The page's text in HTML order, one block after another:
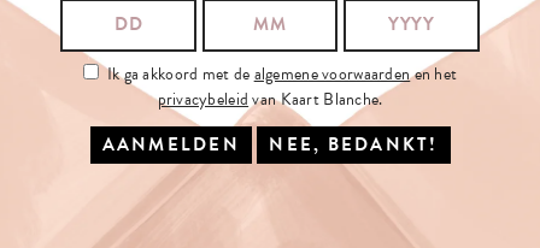
Ik ga akkoord met dealgemene voorwaardenen het
Kaart Blanche.
INSCHRIJVEN
Ik ga akkoord met dealgemene voorwaardenen het
privacybeleidvan Kaart Blanche.